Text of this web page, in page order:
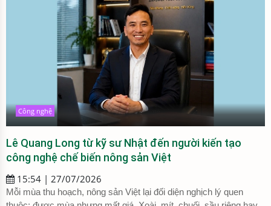
Công nghệ
Lê Quang Long từ kỹ sư Nhật đến người kiến tạo
công nghệ chế biến nông sản Việt
15:54 | 27/07/2026
Mỗi mùa thu hoạch, nông sản Việt lại đối diện nghịch lý quen